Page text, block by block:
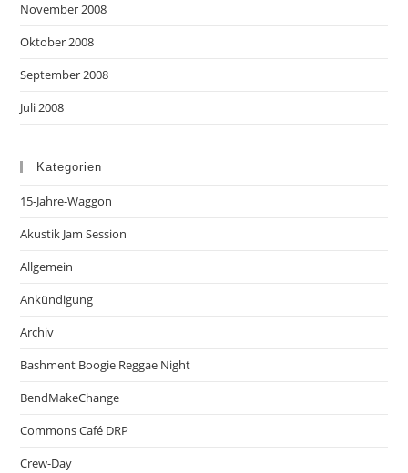
November 2008
Oktober 2008
September 2008
Juli 2008
Kategorien
15-Jahre-Waggon
Akustik Jam Session
Allgemein
Ankündigung
Archiv
Bashment Boogie Reggae Night
BendMakeChange
Commons Café DRP
Crew-Day